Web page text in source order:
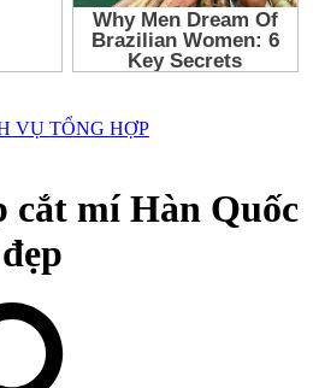
VỤ TỔNG HỢP
cắt mí Hàn Quốc